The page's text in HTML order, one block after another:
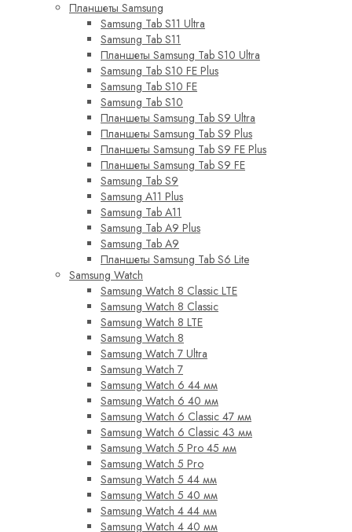
Планшеты Samsung
Samsung Tab S11 Ultra
Samsung Tab S11
Планшеты Samsung Tab S10 Ultra
Samsung Tab S10 FE Plus
Samsung Tab S10 FE
Samsung Tab S10
Планшеты Samsung Tab S9 Ultra
Планшеты Samsung Tab S9 Plus
Планшеты Samsung Tab S9 FE Plus
Планшеты Samsung Tab S9 FE
Samsung Tab S9
Samsung A11 Plus
Samsung Tab A11
Samsung Tab A9 Plus
Samsung Tab A9
Планшеты Samsung Tab S6 Lite
Samsung Watch
Samsung Watch 8 Classic LTE
Samsung Watch 8 Classic
Samsung Watch 8 LTE
Samsung Watch 8
Samsung Watch 7 Ultra
Samsung Watch 7
Samsung Watch 6 44 мм
Samsung Watch 6 40 мм
Samsung Watch 6 Classic 47 мм
Samsung Watch 6 Classic 43 мм
Samsung Watch 5 Pro 45 мм
Samsung Watch 5 Pro
Samsung Watch 5 44 мм
Samsung Watch 5 40 мм
Samsung Watch 4 44 мм
Samsung Watch 4 40 мм